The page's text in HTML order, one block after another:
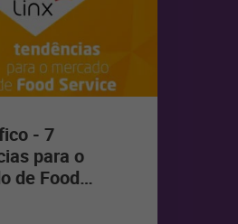
- 7
para o
de Food…